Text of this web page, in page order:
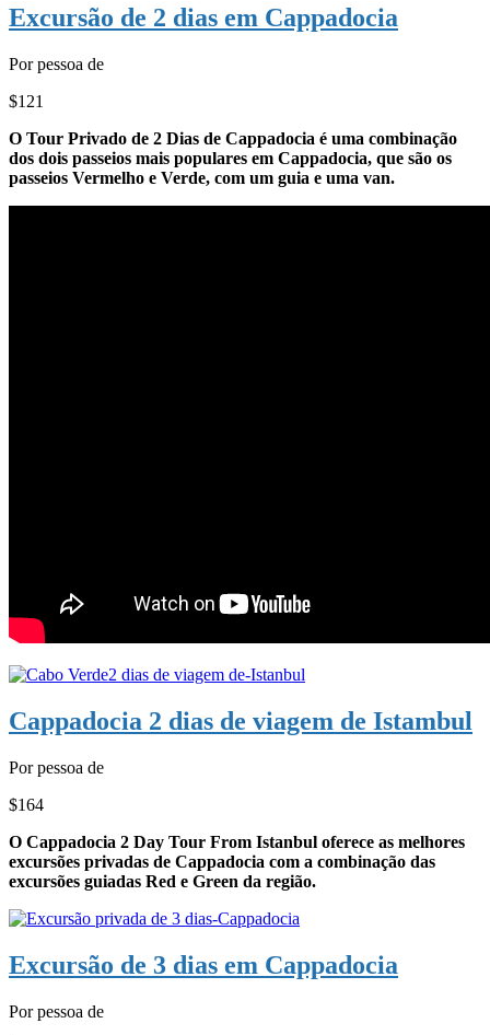
Excursão de 2 dias em Cappadocia
Por pessoa de
$121
O Tour Privado de 2 Dias de Cappadocia é uma combinação
dos dois passeios mais populares em Cappadocia, que são os
passeios Vermelho e Verde, com um guia e uma van.
Cappadocia 2 dias de viagem de Istambul
Por pessoa de
$164
O Cappadocia 2 Day Tour From Istanbul oferece as melhores
excursões privadas de Cappadocia com a combinação das
excursões guiadas Red e Green da região.
Excursão de 3 dias em Cappadocia
Por pessoa de